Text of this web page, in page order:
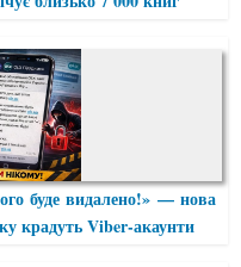
буде видалено!» — нова
крадуть Viber-акаунти